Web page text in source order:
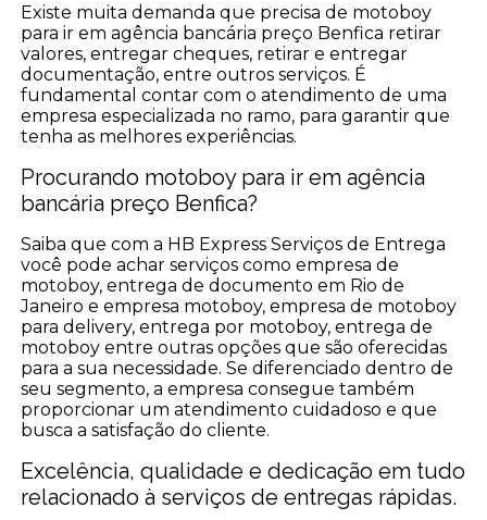
Existe muita demanda que precisa de motoboy
para ir em agência bancária preço Benfica retirar
valores, entregar cheques, retirar e entregar
documentação, entre outros serviços. É
fundamental contar com o atendimento de uma
empresa especializada no ramo, para garantir que
tenha as melhores experiências.
Procurando motoboy para ir em agência
bancária preço Benfica?
Saiba que com a HB Express Serviços de Entrega
você pode achar serviços como empresa de
motoboy, entrega de documento em Rio de
Janeiro e empresa motoboy, empresa de motoboy
para delivery, entrega por motoboy, entrega de
motoboy entre outras opções que são oferecidas
para a sua necessidade. Se diferenciado dentro de
seu segmento, a empresa consegue também
proporcionar um atendimento cuidadoso e que
busca a satisfação do cliente.
Excelência, qualidade e dedicação em tudo
relacionado à serviços de entregas rápidas.